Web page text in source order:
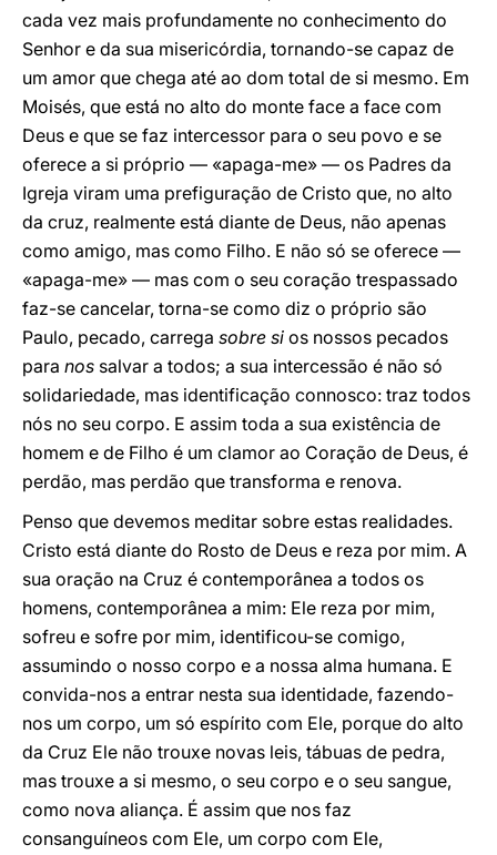
cada vez mais profundamente no conhecimento do
Senhor e da sua misericórdia, tornando-se capaz de
um amor que chega até ao dom total de si mesmo. Em
Moisés, que está no alto do monte face a face com
Deus e que se faz intercessor para o seu povo e se
oferece a si próprio — «apaga-me» — os Padres da
Igreja viram uma prefiguração de Cristo que, no alto
da cruz, realmente está diante de Deus, não apenas
como amigo, mas como Filho. E não só se oferece —
«apaga-me» — mas com o seu coração trespassado
faz-se cancelar, torna-se como diz o próprio são
Paulo, pecado, carrega sobre si os nossos pecados
para nos salvar a todos; a sua intercessão é não só
solidariedade, mas identificação connosco: traz todos
nós no seu corpo. E assim toda a sua existência de
homem e de Filho é um clamor ao Coração de Deus, é
perdão, mas perdão que transforma e renova.
Penso que devemos meditar sobre estas realidades.
Cristo está diante do Rosto de Deus e reza por mim. A
sua oração na Cruz é contemporânea a todos os
homens, contemporânea a mim: Ele reza por mim,
sofreu e sofre por mim, identificou-se comigo,
assumindo o nosso corpo e a nossa alma humana. E
convida-nos a entrar nesta sua identidade, fazendo-
nos um corpo, um só espírito com Ele, porque do alto
da Cruz Ele não trouxe novas leis, tábuas de pedra,
mas trouxe a si mesmo, o seu corpo e o seu sangue,
como nova aliança. É assim que nos faz
consanguíneos com Ele, um corpo com Ele,